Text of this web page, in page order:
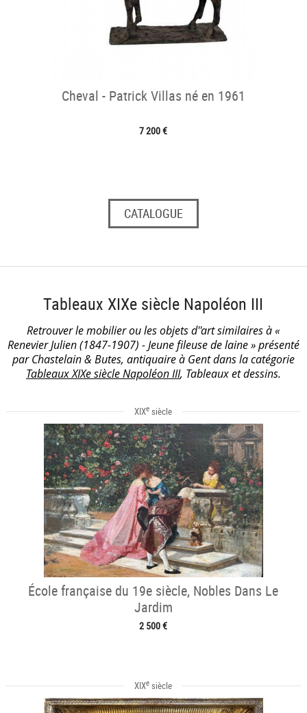
Cheval - Patrick Villas né en 1961
7 200 €
CATALOGUE
Tableaux XIXe siècle Napoléon III
Retrouver le mobilier ou les objets d''art similaires à «
Renevier Julien (1847-1907) - Jeune fileuse de laine » présenté
par Chastelain & Butes, antiquaire à Gent dans la catégorie
Tableaux XIXe siècle Napoléon III, Tableaux et dessins.
XIXe siècle
École française du 19e siècle, Nobles Dans Le
Jardim
2 500 €
XIXe siècle